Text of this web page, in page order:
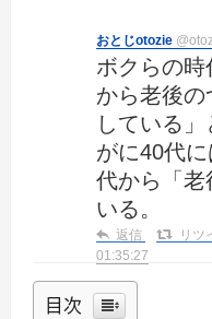
おとじotozie
ボクらの
から老後の
している
がに40代
代から「老
いる。
返信 リツ
01:35:27
目次